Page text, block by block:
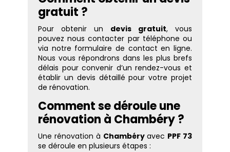
gratuit ?
Pour obtenir un devis gratuit, vous
pouvez nous contacter par téléphone ou
via notre formulaire de contact en ligne.
Nous vous répondrons dans les plus brefs
délais pour convenir d’un rendez-vous et
établir un devis détaillé pour votre projet
de rénovation.
Comment se déroule une
rénovation à Chambéry ?
Une rénovation à Chambéry avec PPF 73
se déroule en plusieurs étapes :